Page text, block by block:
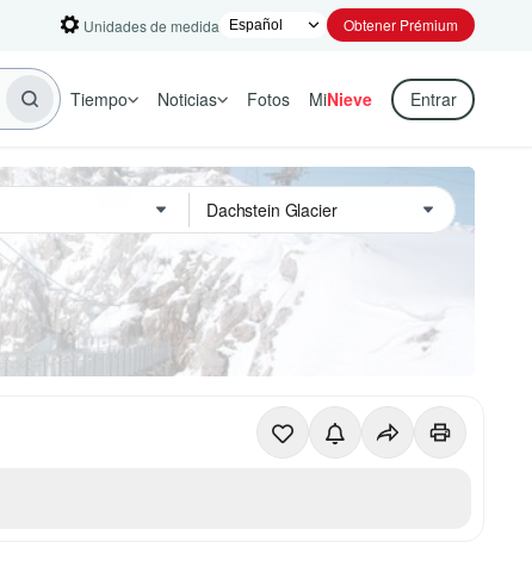
Unidades de medida Obtener Prémium
Tiempo Noticias Fotos MiNieve Entrar